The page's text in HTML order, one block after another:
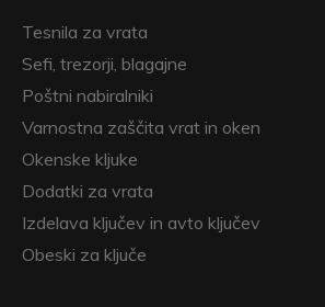
Tesnila za vrata
Sefi, trezorji, blagajne
Poštni nabiralniki
Varnostna zaščita vrat in oken
Okenske kljuke
Dodatki za vrata
Izdelava ključev in avto ključev
Obeski za ključe